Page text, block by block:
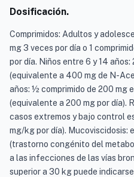
Dosificación.
Comprimidos: Adultos y
mg 3 veces por día o 1
por día. Niños entre 6 y 14 años:
(equivalente a 400 mg de N-
años: ½ comprimido de 200 mg
(equivalente a 200 mg por día).
casos extremos y bajo control
mg/kg por día). Mucoviscidosis:
(trastorno congénito del
a las infecciones de las vías
superior a 30 kg puede